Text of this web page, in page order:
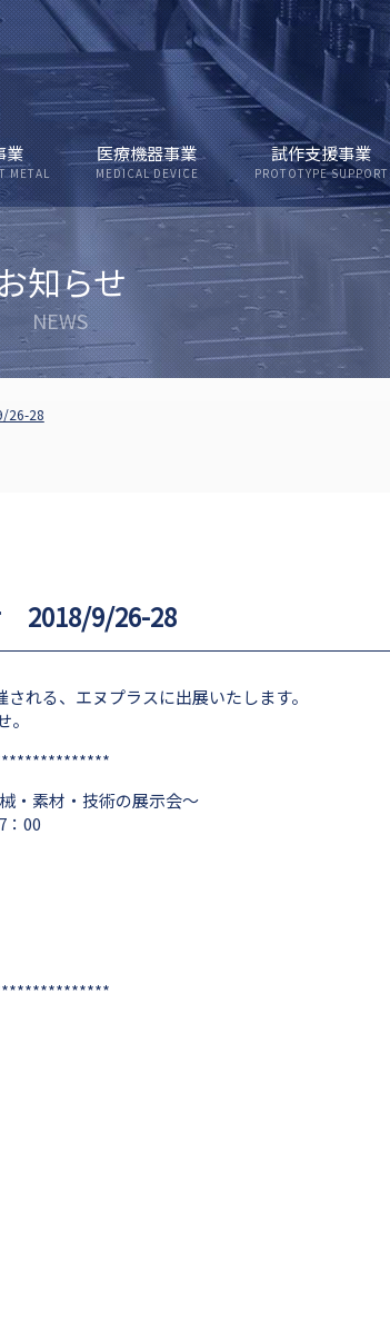
業
METAL
医療機器事業
MEDICAL DEVICE
試作支援事業
PROTOTYPE SUPPORT
知らせ
26-28
2018/9/26-28
れる、エヌプラスに出展いたします。
・素材・技術の展示会～
00